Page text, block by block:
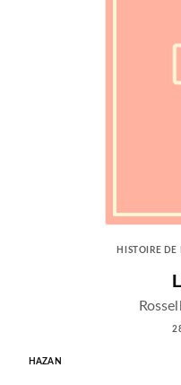
HISTOIRE DE
HAZAN